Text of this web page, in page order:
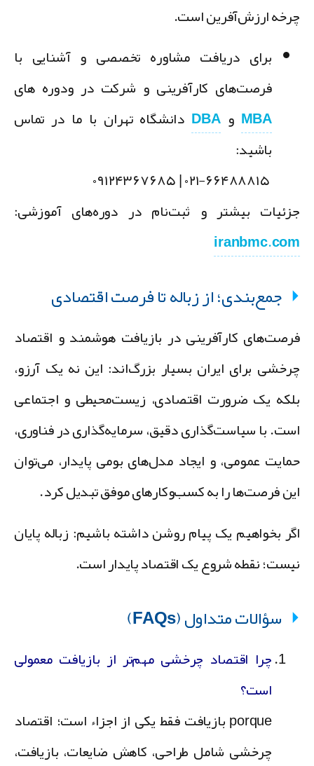
ارزش‌آفرین است.
برای دریافت مشاوره تخصصی و آشنایی با
فرصت‌های کارآفرینی و شرکت در ودوره های
MBAو DBAدانشگاه تهران با ما در تماس
باشید:
بیشتر و ثبت‌نام در دوره‌های آموزشی:
جمع‌بندی؛ از زباله تا فرصت اقتصادی
کارآفرینی در بازیافت هوشمند و اقتصاد
برای ایران بسیار بزرگ‌اند: این نه یک آرزو،
یک ضرورت اقتصادی، زیست‌محیطی و اجتماعی
با سیاست‌گذاری دقیق، سرمایه‌گذاری در فناوری،
عمومی، و ایجاد مدل‌های بومی پایدار، می‌توان
فرصت‌ها را به کسب‌وکارهای موفق تبدیل کرد.
بخواهیم یک پیام روشن داشته باشیم: زباله پایان
نقطه شروع یک اقتصاد پایدار است.
سؤالات متداول (FAQs)
چرا اقتصاد چرخشی مهم‌تر از بازیافت معمولی
است؟
porque بازیافت فقط یکی از اجزاء است؛ اقتصاد
چرخشی شامل طراحی، کاهش ضایعات، بازیافت،